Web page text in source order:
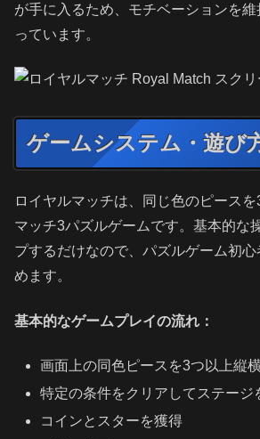
が手に入るため、モチベーションを
っています。
ゲームシステム・遊び
ロイヤルマッチは、同じ色のピース
マッチ3パズルゲームです。基本的な
プするだけなので、パズルゲーム初
めます。
基本的なゲームプレイの流れ：
画面上の同色ピースを3つ以上縦
特定の条件をクリアしてステージ
コインとスターを獲得